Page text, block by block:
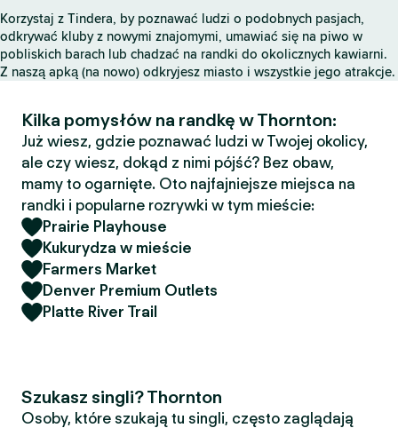
w
n
a
Korzystaj z Tindera, by poznawać ludzi o podobnych pasjach,
odkrywać kluby z nowymi znajomymi, umawiać się na piwo w
pobliskich barach lub chadzać na randki do okolicznych kawiarni.
Z naszą apką (na nowo) odkryjesz miasto i wszystkie jego atrakcje.
Kilka pomysłów na randkę w Thornton:
Już wiesz, gdzie poznawać ludzi w Twojej okolicy,
ale czy wiesz, dokąd z nimi pójść? Bez obaw,
mamy to ogarnięte. Oto najfajniejsze miejsca na
randki i popularne rozrywki w tym mieście:
Prairie Playhouse
Kukurydza w mieście
Farmers Market
Denver Premium Outlets
Platte River Trail
Szukasz singli? Thornton
Osoby, które szukają tu singli, często zaglądają